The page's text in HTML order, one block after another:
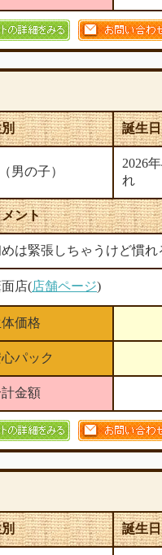
誕生日
男の子）
2026
れ
ント
は緊張しちゃうけど慣
店(店舗ページ)
価格
パック
金額
誕生日